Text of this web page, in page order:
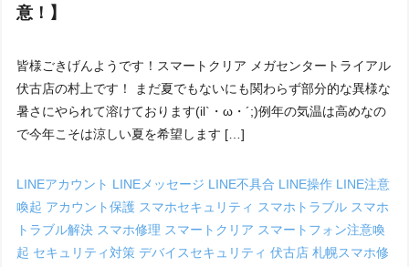
意！】
皆様ごきげんようです！スマートクリア メガセンタートライアル
伏古店の村上です！ まだ夏でもないにも関わらず部分的な異様な
暑さにやられて溶けております(il`・ω・´;)例年の気温は高めなの
で今年こそは涼しい夏を希望します […]
LINEアカウント LINEメッセージ LINE不具合 LINE操作 LINE注意
喚起 アカウント保護 スマホセキュリティ スマホトラブル スマホ
トラブル解決 スマホ修理 スマートクリア スマートフォン注意喚
起 セキュリティ対策デバイスセキュリティ伏古店札幌スマホ修